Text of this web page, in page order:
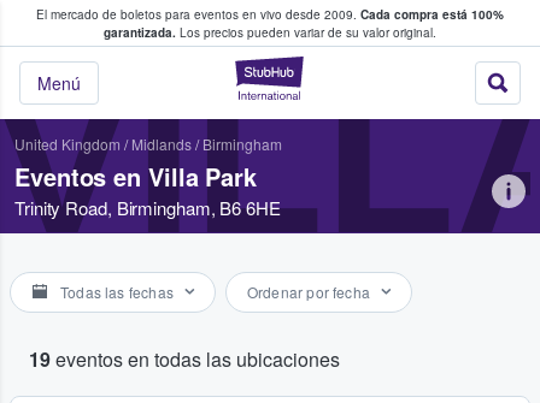
El mercado de boletos para eventos en vivo desde 2009. Cada compra está 100%
garantizada. Los precios pueden variar de su valor original.
StubHub: donde
Menú
fans compran y venden boletos
United Kingdom / Midlands/ Birmingham
Eventos en Villa Park
Trinity Road, Birmingham, B6 6HE
Todas las fechas Ordenar por fecha
19eventos en todas las ubicaciones